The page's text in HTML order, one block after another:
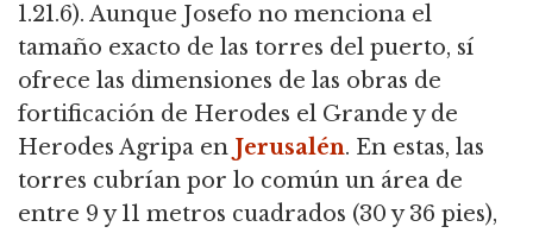
1.21.6). Aunque Josefo no menciona el
tamaño exacto de las torres del puerto, sí
ofrece las dimensiones de las obras de
fortificación de Herodes el Grande y de
Herodes Agripa en Jerusalén. En estas, las
torres cubrían por lo común un área de
entre 9 y 11 metros cuadrados (30 y 36 pies),